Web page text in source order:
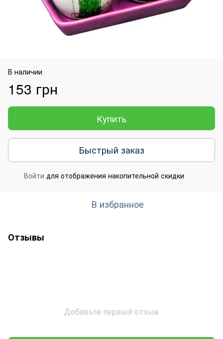
В наличии
153 грн
Купить
Быстрый заказ
Войти для отображения накопительной скидки
В избранное
Отзывы
Добавьте первый отзыв